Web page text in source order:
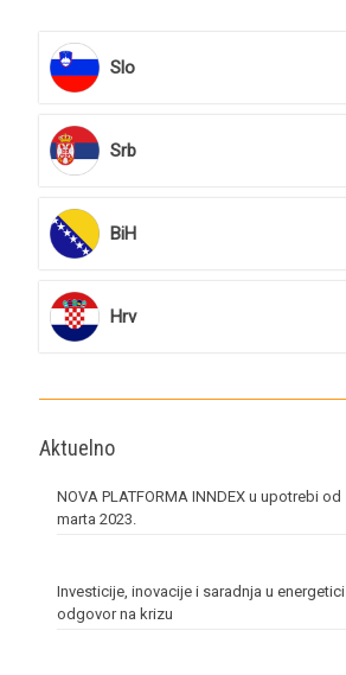
Slo
Srb
BiH
Hrv
Aktuelno
NOVA PLATFORMA INNDEX u upotrebi od
marta 2023.
Investicije, inovacije i saradnja u energetici
odgovor na krizu